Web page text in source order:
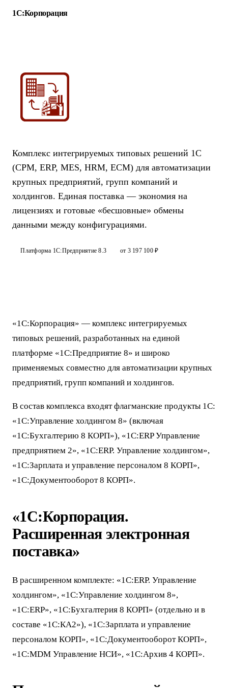
1С:Корпорация
Комплекс интегрируемых типовых решений 1С
(CPM, ERP, MES, HRM, ECM) для автоматизации
крупных предприятий, групп компаний и
холдингов. Единая поставка — экономия на
лицензиях и готовые «бесшовные» обмены
данными между конфигурациями.
Платформа 1С:Предприятие 8.3 от 3 197 100 ₽
«1С:Корпорация» — комплекс интегрируемых
типовых решений, разработанных на единой
платформе «1С:Предприятие 8» и широко
применяемых совместно для автоматизации крупных
предприятий, групп компаний и холдингов.
В состав комплекса входят флагманские продукты 1С:
«1С:Управление холдингом 8» (включая
«1С:Бухгалтерию 8 КОРП»), «1С:ERP Управление
предприятием 2», «1С:ERP. Управление холдингом»,
«1С:Зарплата и управление персоналом 8 КОРП»,
«1С:Документооборот 8 КОРП».
«1С:Корпорация.
Расширенная электронная
поставка»
В расширенном комплекте: «1С:ERP. Управление
холдингом», «1С:Управление холдингом 8»,
«1С:ERP», «1С:Бухгалтерия 8 КОРП» (отдельно и в
составе «1С:КА2»), «1С:Зарплата и управление
персоналом КОРП», «1С:Документооборот КОРП»,
«1С:MDM Управление НСИ», «1С:Архив 4 КОРП».